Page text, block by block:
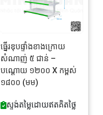
ធ្នើរឌុបផ្ទាំងខាងក្រោយ
សំណាញ់ ៥ ជាន់ –
បណ្តោយ ១២០០ X កម្ពស់
១៨០០ (មម)
ស្ទង់តម្លៃដោយឥតគិតថ្លៃ